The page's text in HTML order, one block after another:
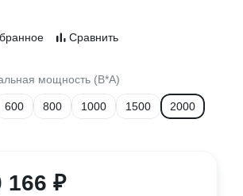
Сравнить
мощность (В*А)
600 800 1000 1500 2000
166 ₽